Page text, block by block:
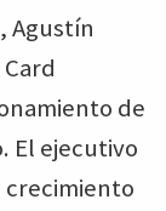
Agustín
de
El ejecutivo
crecimiento